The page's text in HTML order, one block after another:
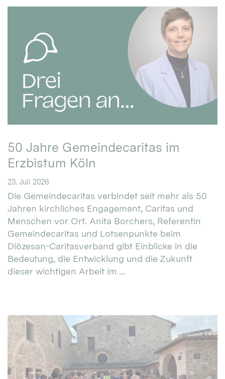
50 Jahre Gemeindecaritas im
Erzbistum Köln
23. Juli 2026
Die Gemeindecaritas verbindet seit mehr als 50
Jahren kirchliches Engagement, Caritas und
Menschen vor Ort. Anita Borchers, Referentin
Gemeindecaritas und Lotsenpunkte beim
Diözesan-Caritasverband gibt Einblicke in die
Bedeutung, die Entwicklung und die Zukunft
dieser wichtigen Arbeit im ...